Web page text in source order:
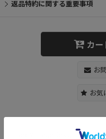
返品特約に関する重要事項
カー
お
お気
Unisex Vintage Design Toy